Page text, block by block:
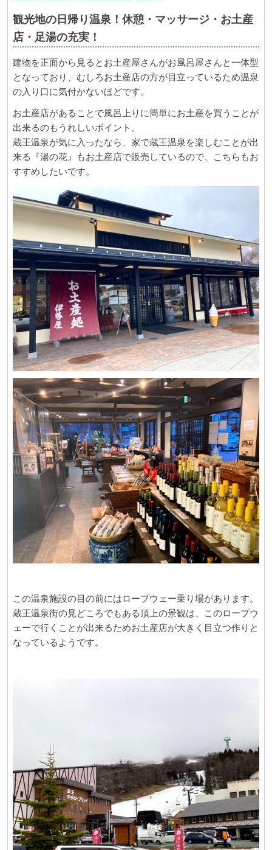
観光地の日帰り温泉！休憩・マッサージ・お土産
店・足湯の充実！
建物を正面から見るとお土産屋さんがお風呂屋さんと一体型
となっており、むしろお土産店の方が目立っているため温泉
の入り口に気付かないほどです。
お土産店があることで風呂上りに簡単にお土産を買うことが
出来るのもうれしいポイント。
蔵王温泉が気に入ったなら、家で蔵王温泉を楽しむことが出
来る『湯の花』もお土産店で販売しているので、こちらもお
すすめしたいです。
この温泉施設の目の前にはロープウェー乗り場があります。
蔵王温泉街の見どころでもある頂上の景観は、このロープウ
ェーで行くことが出来るためお土産店が大きく目立つ作りと
なっているようです。